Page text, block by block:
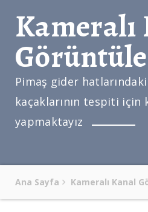
Kameralı
Pimaş gider hatlarındaki
kaçaklarının tespiti
yapmaktayız
Ana Sayfa Kameralı Kanal